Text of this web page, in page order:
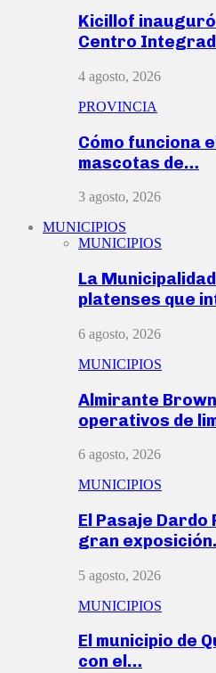
Kicillof inauguró
Centro
4 agosto, 2026
PROVINCIA
Cómo funciona
mascotas de…
3 agosto, 2026
MUNICIPIOS
MUNICIPIOS
La
platenses que
6 agosto, 2026
MUNICIPIOS
Almirante
operativos de
6 agosto, 2026
MUNICIPIOS
El Pasaje
gran
5 agosto, 2026
MUNICIPIOS
El municipio de
con el…